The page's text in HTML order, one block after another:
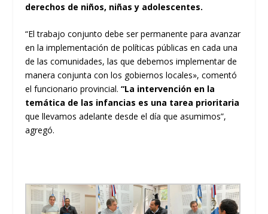
derechos de niños, niñas y adolescentes.
“El trabajo conjunto debe ser permanente para avanzar
en la implementación de políticas públicas en cada una
de las comunidades, las que debemos implementar de
manera conjunta con los gobiernos locales», comentó
el funcionario provincial.“La intervención en la
temática de las infancias es una tarea prioritaria
que llevamos adelante desde el día que asumimos”,
agregó.